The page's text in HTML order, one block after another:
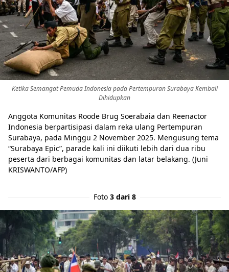
Ketika Semangat Pemuda Indonesia pada Pertempuran Surabaya Kembali
Dihidupkan
Anggota Komunitas Roode Brug Soerabaia dan Reenactor
Indonesia berpartisipasi dalam reka ulang Pertempuran
Surabaya, pada Minggu 2 November 2025. Mengusung tema
“Surabaya Epic”, parade kali ini diikuti lebih dari dua ribu
peserta dari berbagai komunitas dan latar belakang. (Juni
KRISWANTO/AFP)
Foto 3 dari 8